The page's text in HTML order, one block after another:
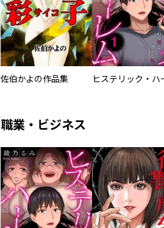
佐伯かよの作品集
職業・ビジネス